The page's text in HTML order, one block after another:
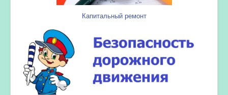
Капитальный ремонт